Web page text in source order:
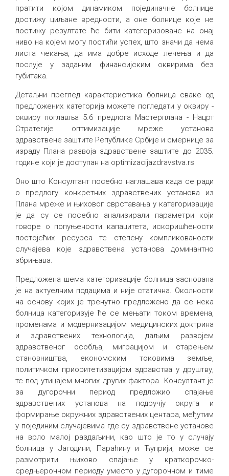
пратити којом динамиком појединачне болнице
достижу циљане вредности, а оне болнице које не
постижу резултате ће бити категоризоване на онај
ниво на којем могу постићи успех, што значи да нема
листа чекања, да има добре исходе лечења и да
послује у заданим финансијским оквирима без
губитака.
Детаљни преглед карактеристика болница сваке од
предложених категорија можете погледати у оквиру -
оквиру поглавља 5.6 предлога Мастерплана - Нацрт
Стратегије оптимизације мреже установа
здравствене заштите Републике Србије и смернице за
израду Плана развоја здравствене заштите до 2035.
године који је доступан на optimizacijazdravstva.rs
Оно што Консултант посебно наглашава када се ради
о предлогу конкретних здравствених установа из
Плана мреже и њиховог сврставања у категоризације
је да су се посебно анализирали параметри који
говоре о попуњености капацитета, искоришћености
постојећих ресурса те степену компликованости
случајева које здравствена установа доминантно
збрињава.
Предложена шема категоризације болница заснована
је на актуелним подацима и није статична. Околности
на основу којих је тренутно предложено да се нека
болница категоризује ће се мењати током времена,
променама и модернизацијом медицинских доктрина
и здравствених технологија, даљим развојем
здравственог особља, миграцијом и старењем
становништва, економским токовима земље,
политичком приоритетизацијом здравства у друштву,
те под утицајем многих других фактора. Консултант је
за дугорочни период предложио спајање
здравствених установа на подручју округа и
формирање окружних здравствених центара, међутим
у појединим случајевима где су здравствене установе
на врло малој раздаљини, као што је то у случају
болница у Јагодини, Параћину и Ћуприји, може се
размотрити њихово спајање у краткорочко-
средњерочном периоду уместо у дугорочном и тиме